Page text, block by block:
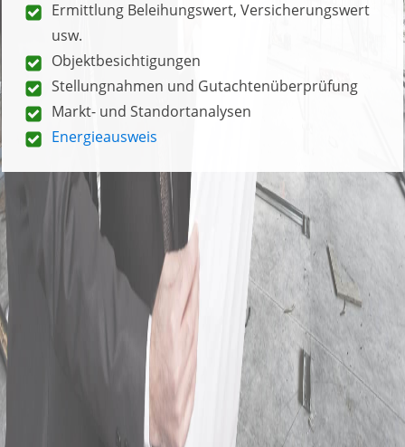
Bewertungsdienstleistungen
Immobilienbewertung
Bewertung von Grundstücken
Immobiliengutachten (Verkehrswertgutachten,
Schadensgutachten
Investment- und Hauskaufberatung
Verkäuferberatung
Ermittlung Beleihungswert, Versicherungswert
Objektbesichtigungen
Stellungnahmen und Gutachtenüberprüfung
Markt- und Standortanalysen
Energieausweis